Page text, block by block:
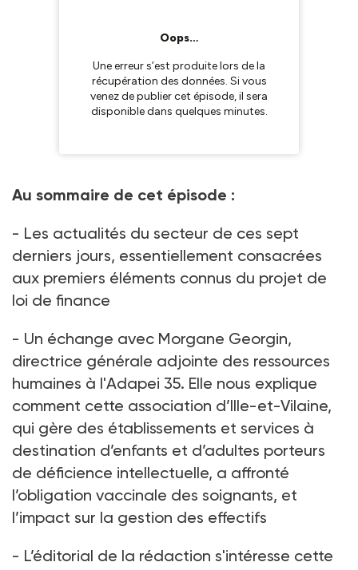
Au sommaire de cet épisode :
- Les actualités du secteur de ces sept
derniers jours, essentiellement consacrées
aux premiers éléments connus du projet de
loi de finance
- Un échange avec Morgane Georgin,
directrice générale adjointe des ressources
humaines à l'Adapei 35. Elle nous explique
comment cette association d’Ille-et-Vilaine,
qui gère des établissements et services à
destination d’enfants et d’adultes porteurs
de déficience intellectuelle, a affronté
l’obligation vaccinale des soignants, et
l’impact sur la gestion des effectifs
- L’éditorial de la rédaction s'intéresse cette